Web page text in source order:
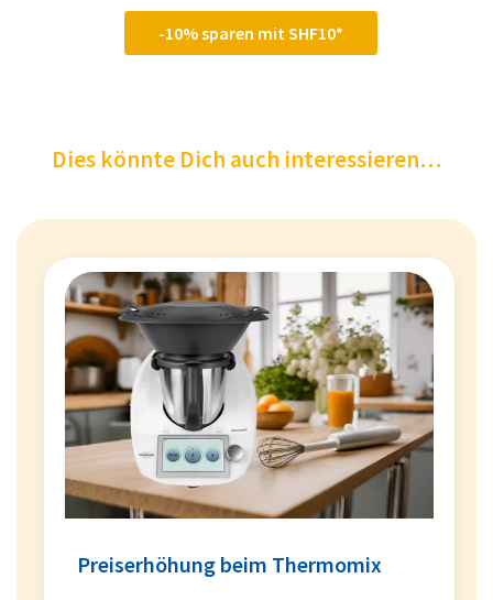
-10% sparen mit SHF10*
Dies könnte Dich auch interessieren…
Preiserhöhung beim Thermomix